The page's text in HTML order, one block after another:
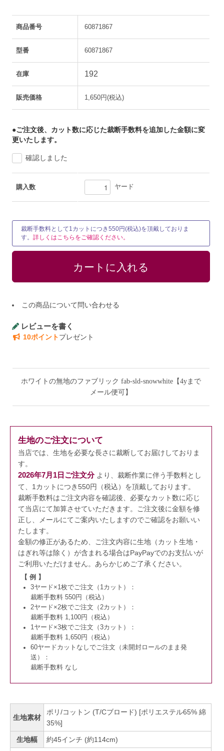
商品番号 60871867
型番 60871867
在庫 192
販売価格 1,650円(税込)
●ご注文後、カット数に応じた裁断手数料を追加した金額に変
更いたします。
確認しました
購入数 ヤード
裁断手数料として1カットにつき550円(税込)を頂戴しておりま
す。詳しくはこちらをご確認ください。
この商品について問い合わせる
レビューを書く
10ポイントプレゼント
ホワイトの無地のファブリック fab-sld-snowwhite【4yまで
メール便可】
生地のご注文について
当店では、生地を必要な長さに裁断してお届けしておりま
す。
2026年7月1日ご注文分より、裁断作業に伴う手数料とし
て、1カットにつき550円（税込）を頂戴しております。
裁断手数料はご注文内容を確認後、必要なカット数に応じ
て当店にて加算させていただきます。
ご注文後に金額を修
正し、メールにてご案内いたしますのでご確認をお願いい
たします。
金額の修正があるため、ご注文内容に生地（カット生地・
はぎれ等は除く）が含まれる場合はPayPayでのお支払いが
ご利用いただけません。 あらかじめご了承ください。
【 例 】
3ヤード×1枚でご注文（1カット）：
裁断手数料 550円（税込）
2ヤード×2枚でご注文（2カット）：
裁断手数料 1,100円（税込）
1ヤード×3枚でご注文（3カット）：
裁断手数料 1,650円（税込）
60ヤードカットなしでご注文（未開封ロールのまま発
送）：
裁断手数料 なし
生地素材
ポリ/コットン (T/Cブロード) [ポリエステル65% 綿
35%]
生地幅 約45インチ (約114cm)